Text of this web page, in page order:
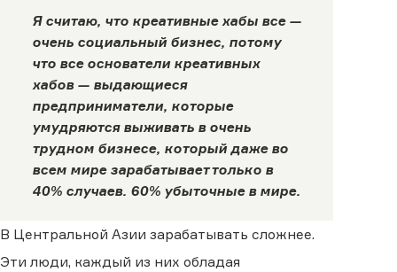
Я считаю, что креативные хабы все —
очень социальный бизнес, потому
что все основатели креативных
хабов — выдающиеся
предприниматели, которые
умудряются выживать в очень
трудном бизнесе, который даже во
всем мире зарабатывает только в
40% случаев. 60% убыточные в мире.
В Центральной Азии зарабатывать сложнее.
Эти люди, каждый из них обладая